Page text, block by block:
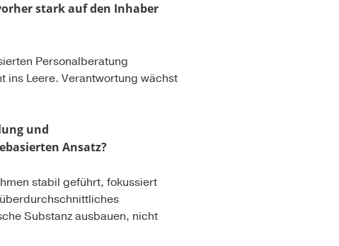
stark auf den Inhaber
Personalberatung
ins Leere. Verantwortung wächst
und
Ansatz?
stabil geführt, fokussiert
Substanz ausbauen, nicht